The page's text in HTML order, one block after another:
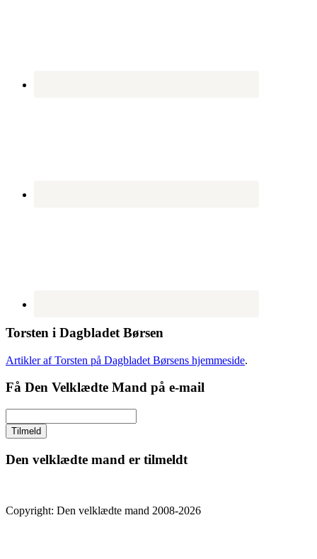
Torsten i Dagbladet Børsen
Artikler af Torsten på Dagbladet Børsens hjemmeside.
Få Den Velklædte Mand på e-mail
Den velklædte mand er tilmeldt
Copyright: Den velklædte mand 2008-2026